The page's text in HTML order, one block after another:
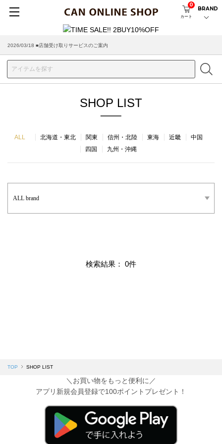
カート
0
BRAND
2026/03/18 ■店舗受け取りサービスのご案内
SHOP LIST
ALL 北海道・東北 関東 信州・北陸 東海 近畿
中国
四国
九州・沖縄
検索結果： 0件
TOP SHOP LIST
＼お買い物をもっと便利に／
アプリ新規会員登録で100ポイントプレゼント！